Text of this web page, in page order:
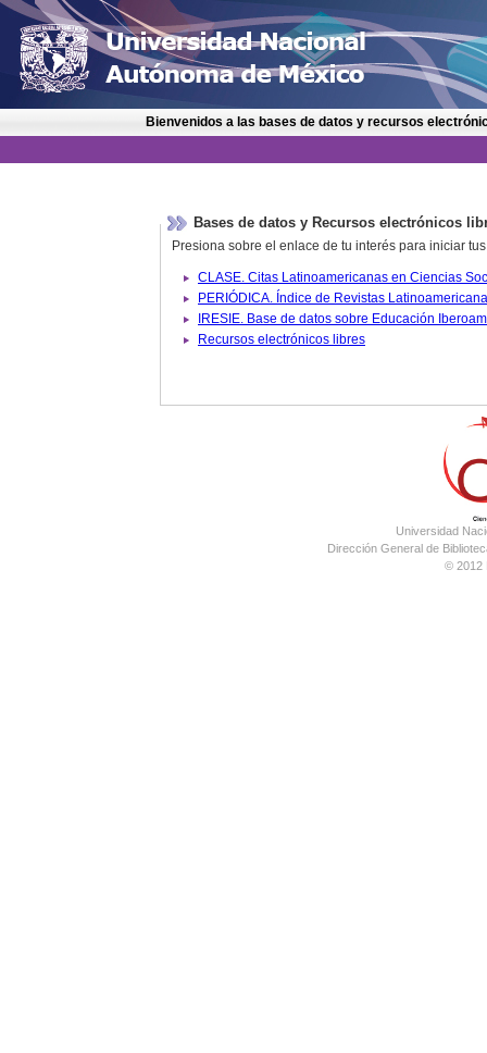
Bienvenidos a las bases de datos y recursos
Bases de datos y Recursos electrónicos
Presiona sobre el enlace de tu interés para iniciar
IRESIE. Base de datos
Recursos electrónicos libres
Universidad
Dirección General de
© 2012